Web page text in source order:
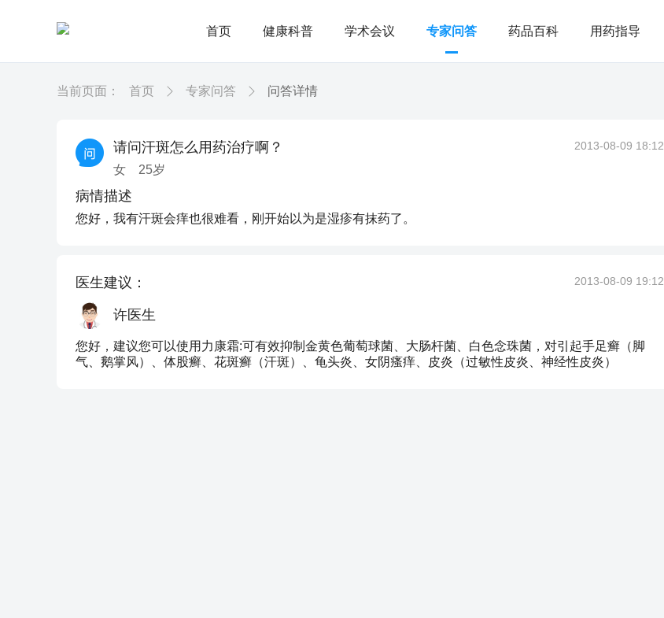
首页 健康科普 学术会议 专家问答 药品百科 用药指导
当前页面： 首页 专家问答 问答详情
请问汗斑怎么用药治疗啊？
女 25岁
2013-08-09 18:12
病情描述
您好，我有汗斑会痒也很难看，刚开始以为是湿疹有抹药了。
医生建议： 2013-08-09 19:12
许医生
您好，建议您可以使用力康霜:可有效抑制金黄色葡萄球菌、大肠杆菌、白色念珠菌，对引起手足癣（脚
气、鹅掌风）、体股癣、花斑癣（汗斑）、龟头炎、女阴瘙痒、皮炎（过敏性皮炎、神经性皮炎）